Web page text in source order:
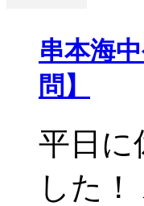
串本海
問】
平日に
した